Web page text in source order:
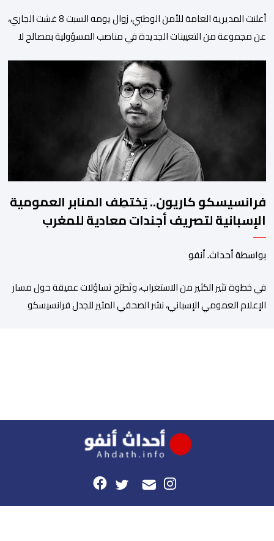
أعلنت المديرية العامة للأمن الوطني، زوال يومه السبت 8 غشت الجاري،
عن مجموعة من التعيينات الجديدة في مناصب المسؤولية بمصالح لا
والعروي وأسفي ووجدة والعيون والدار البيضاء وبني ملال وابن جرير
وطنجة وأصيلة، وذلك في إطار دينامية داخلية تهدف لضخ دماء جديدة
والاستعانة بكفاءات أمنية شابة ومتمرسة، […]
فرانسيسكو كاريون.. يَختطِف المنابر العمومية
الإسبانية لتصريف أجندات معادية للمغرب
بواسطة أحداث. أنفو
في خطوة تثير الكثير من الاستغراب، وتَطرَح تساؤلات عميقة حول مسار
الإعلام العمومي الإسباني، نشر الصحفي المثير للجدل فرانسيسكو